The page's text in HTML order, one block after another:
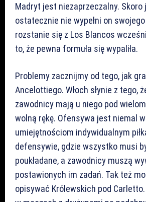
Madryt jest niezaprzeczalny. Skoro
ostatecznie nie wypełni on
rozstanie się z Los Blancos
to, że pewna formuła się wypaliła.
Problemy zacznijmy od tego, jak
Ancelottiego. Włoch słynie z tego,
zawodnicy mają u niego pod
wolną rękę. Ofensywa jest niemal w
umiejętnościom indywidualnym
defensywie, gdzie wszystko musi
poukładane, a zawodnicy muszą
postawionych im zadań. Tak też
opisywać Królewskich pod Carletto.